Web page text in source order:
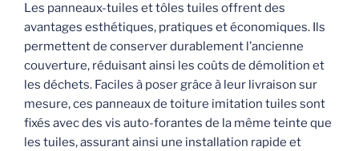
Les panneaux-tuiles et tôles tuiles offrent des
avantages esthétiques, pratiques et économiques. Ils
permettent de conserver durablement l’ancienne
couverture, réduisant ainsi les coûts de démolition et
les déchets. Faciles à poser grâce à leur livraison sur
mesure, ces panneaux de toiture imitation tuiles sont
fixés avec des vis auto-forantes de la même teinte que
les tuiles, assurant ainsi une installation rapide et